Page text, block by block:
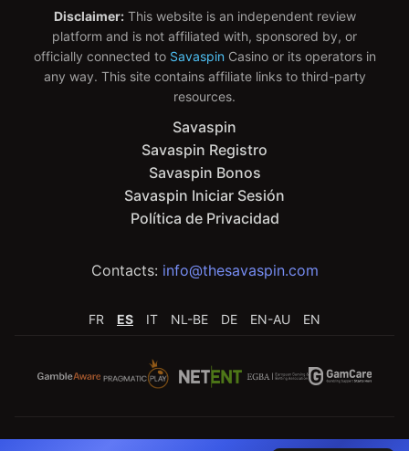
Disclaimer:This website is an independent review
platform and is not affiliated with, sponsored by, or
officially connected to SavaspinCasino or its operators in
any way. This site contains affiliate links to third-party
resources.
Savaspin
Savaspin Registro
Savaspin Bonos
Savaspin Iniciar Sesión
Política de Privacidad
Contacts: info@thesavaspin.com
FR ES IT NL-BE DE EN-AU EN